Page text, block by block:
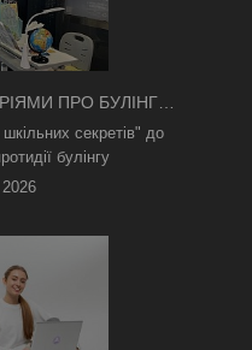
ПРО БУЛІНГ
КИЄВІ секретів" до
булінгу